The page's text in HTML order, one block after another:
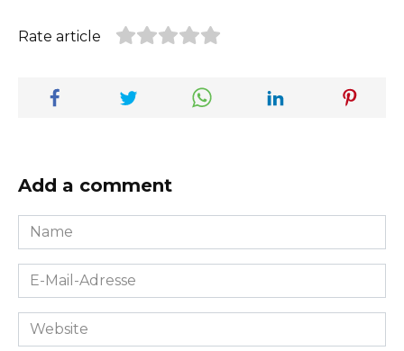
Rate article
Add a comment
Name
*
E-
Mail-
Adresse
Website